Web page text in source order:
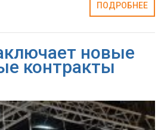
ПОДРОБНЕЕ
новые
контракты